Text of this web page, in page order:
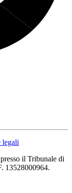
legali
il Tribunale di
13528000964.